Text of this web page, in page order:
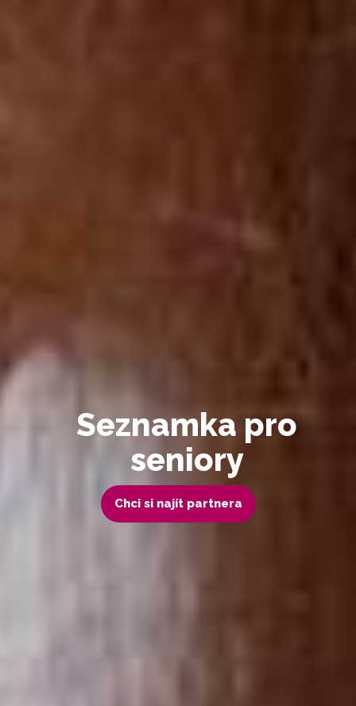
Chci si najít partnera
Seznamka pro
seniory